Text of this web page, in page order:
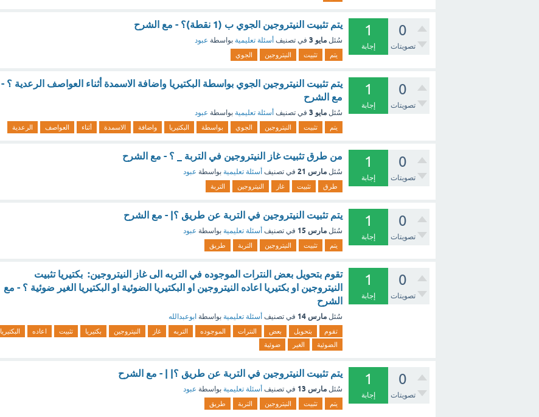
0
تصويتات
1
إجابة
يتم تثبيت النيتروجين الجوي ب (1 نقطة)؟ - مع الشرح
سُئل مايو 3 في تصنيف أسئلة تعليمية بواسطة عبود
يتم تثبيت النيتروجين الجوي
0
تصويتات
1
إجابة
يتم تثبيت النيتروجين الجوي بواسطة البكتيريا واضافة الاسمدة أثناء العواصف الرعدية ؟ -
مع الشرح
سُئل مايو 3 في تصنيف أسئلة تعليمية بواسطة عبود
يتم تثبيت النيتروجين الجوي بواسطة البكتيريا واضافة الاسمدة أثناء العواصف الرعدية
0
تصويتات
1
إجابة
من طرق تثبيت غاز النيتروجين في التربة _ ؟ - مع الشرح
سُئل مارس 21 في تصنيف أسئلة تعليمية بواسطة عبود
طرق تثبيت غاز النيتروجين التربة
0
تصويتات
1
إجابة
يتم تثبيت النيتروجين في التربة عن طريق ؟| - مع الشرح
سُئل مارس 15 في تصنيف أسئلة تعليمية بواسطة عبود
يتم تثبيت النيتروجين التربة طريق
0
تصويتات
1
إجابة
تقوم بتحويل بعض النترات الموجوده في التربه الى غاز النيتروجين: بكتيريا تثبيت
النيتروجين او بكتيريا اعاده النيتروجين او البكتيريا الضوئية او البكتيريا الغير ضوئية ؟ - مع
الشرح
سُئل مارس 14 في تصنيف أسئلة تعليمية بواسطة ابوعبدالله
تقوم بتحويل بعض النترات الموجوده التربه غاز النيتروجين بكتيريا تثبيت اعاده
البكتيريا
الضوئية
الغير ضوئية
0
تصويتات
1
إجابة
يتم تثبيت النيتروجين في التربة عن طريق ؟| | - مع الشرح
سُئل مارس 13 في تصنيف أسئلة تعليمية بواسطة عبود
يتم تثبيت النيتروجين التربة طريق